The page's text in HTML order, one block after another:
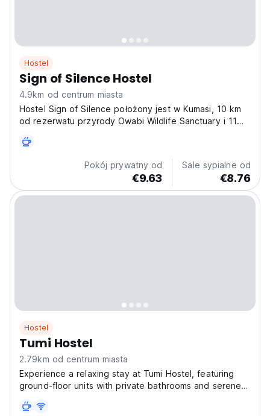
Hostel
Sign of Silence Hostel
4.9km od centrum miasta
Hostel Sign of Silence położony jest w Kumasi, 10 km
od rezerwatu przyrody Owabi Wildlife Sanctuary i 11
ogrodem i bezpłatnym WiFi, a także bezpłatny
prywatny parking dla gości podróżujących
Pokój prywatny od
€9.63
Sale sypialne od
€8.76
Hostel
Tumi Hostel
2.79km od centrum miasta
Experience a relaxing stay at Tumi Hostel, featuring
ground-floor units with private bathrooms and serene
tiled floors and equipped with a refrigerator, shower,